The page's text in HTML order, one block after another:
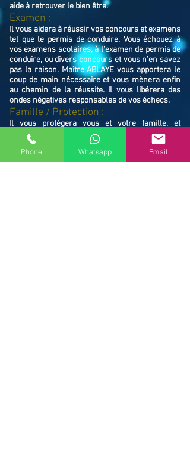
aide à retrouver le bien être.
Examen :
Il vous aidera à réussir vos concours et examens
tel que le permis de conduire. Vous échouez à
vos examens scolaires, à l’examen de permis de
conduire, ou divers concours et vous n’en savez
pas la raison. Maître ABLAYE vous apportera le
coup de main nécessaire et vous mènera enfin
au chemin de la réussite. Il vous libérera des
ondes négatives responsables de vos échecs.
Famille / Protection :
Il vous protégera vous et votre famille, et
resserrera vos liens en cas de rupture familiale.
Ne restez pas avec vos souffrances, consultez le
Maître ABLAYE marabout médium à Saint-Ouen-
sur-Seine (93400), il vous trouvera la solution et
Phone Whatsapp Email